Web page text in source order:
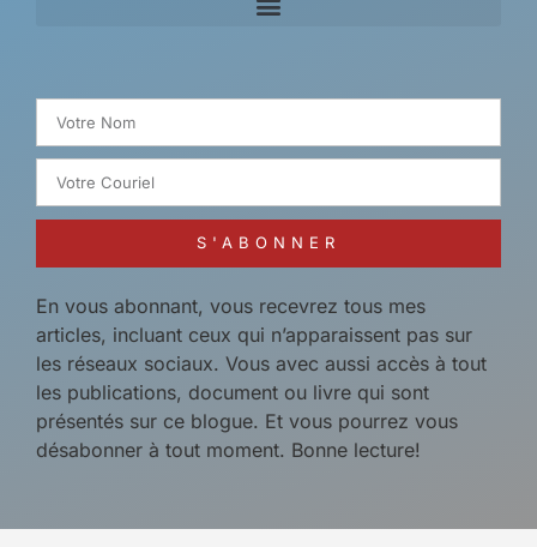
S'ABONNER
En vous abonnant, vous recevrez tous mes
articles, incluant ceux qui n’apparaissent pas sur
les réseaux sociaux. Vous avec aussi accès à tout
les publications, document ou livre qui sont
présentés sur ce blogue. Et vous pourrez vous
désabonner à tout moment. Bonne lecture!